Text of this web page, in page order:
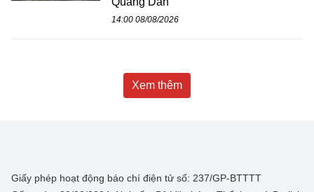
14:00 08/08/2026
Xem thêm
Giấy phép hoạt động báo chí điện tử số: 237/GP-BTTTT